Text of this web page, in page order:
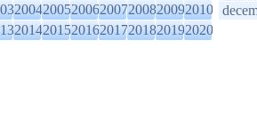
2004200520062007200820092010
2014201520162017201820192020